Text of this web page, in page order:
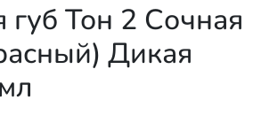
губ Тон 2 Сочная
Дикая